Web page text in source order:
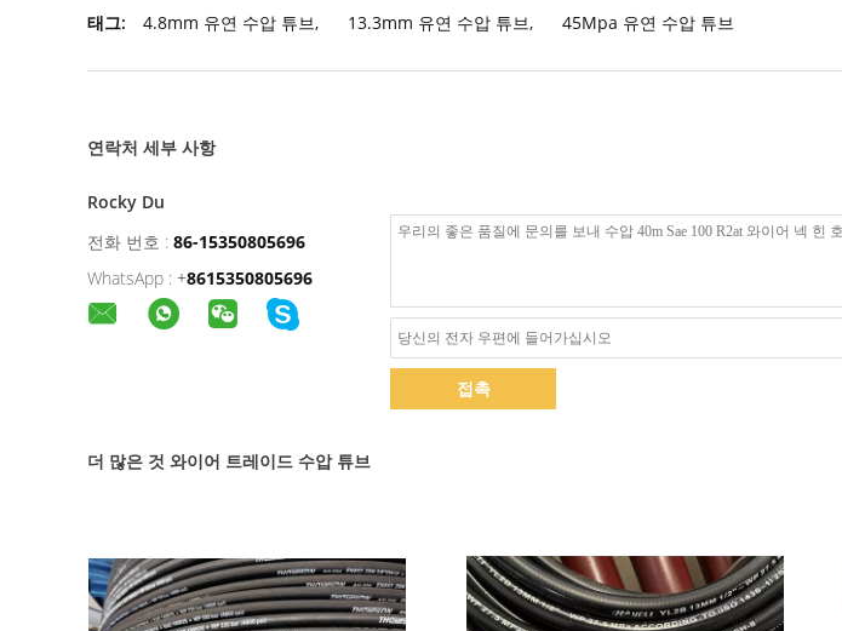
태그:
4.8mm 유연 수압 튜브, 13.3mm 유연 수압 튜브, 45Mpa 유연 수압 튜브
연락처 세부 사항
Rocky Du
전화 번호 : 86-15350805696
WhatsApp : +8615350805696
접촉
더 많은 것 와이어 트레이드 수압 튜브